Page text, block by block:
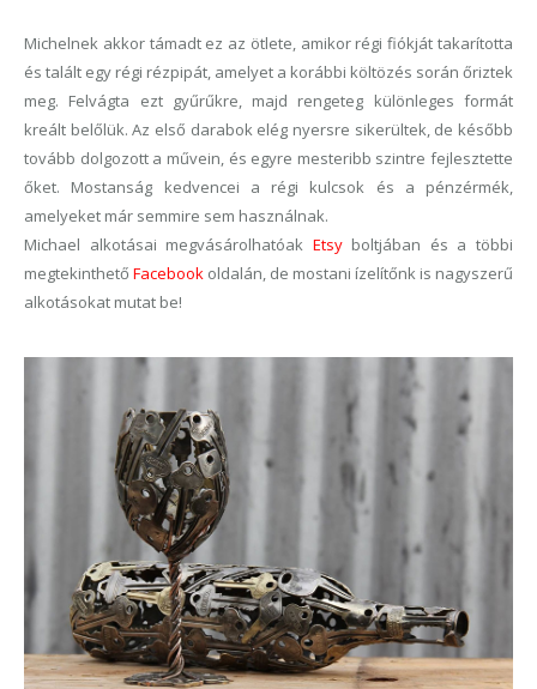
Michelnek akkor támadt ez az ötlete, amikor régi fiókját takarította
és talált egy régi rézpipát, amelyet a korábbi költözés során őriztek
meg. Felvágta ezt gyűrűkre, majd rengeteg különleges formát
kreált belőlük. Az első darabok elég nyersre sikerültek, de később
tovább dolgozott a művein, és egyre mesteribb szintre fejlesztette
őket. Mostanság kedvencei a régi kulcsok és a pénzérmék,
amelyeket már semmire sem használnak.
Michael alkotásai megvásárolhatóak Etsy boltjában és a többi
megtekinthető Facebook oldalán, de mostani ízelítőnk is nagyszerű
alkotásokat mutat be!